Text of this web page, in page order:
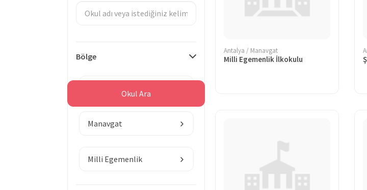
Bölge
Manavgat
Milli Egemenlik
Okul Ara
Antalya / Manavgat
Milli Egemenlik İlkokulu